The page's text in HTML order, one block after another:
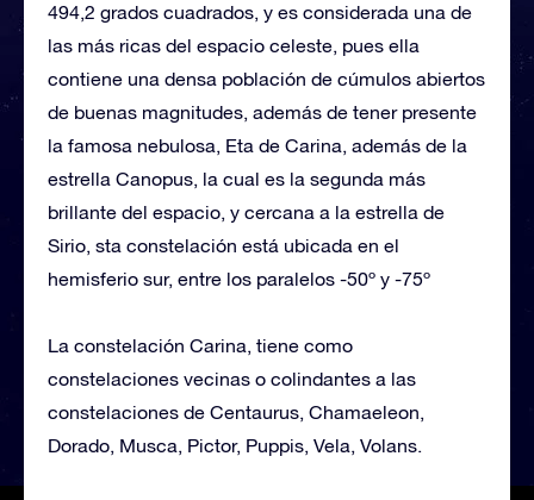
494,2 grados cuadrados, y es considerada una de
las más ricas del espacio celeste, pues ella
contiene una densa población de cúmulos abiertos
de buenas magnitudes, además de tener presente
la famosa nebulosa, Eta de Carina, además de la
estrella Canopus, la cual es la segunda más
brillante del espacio, y cercana a la estrella de
Sirio, sta constelación está ubicada en el
hemisferio sur, entre los paralelos -50º y -75º
La constelación Carina, tiene como
constelaciones vecinas o colindantes a las
constelaciones de Centaurus, Chamaeleon,
Dorado, Musca, Pictor, Puppis, Vela, Volans.